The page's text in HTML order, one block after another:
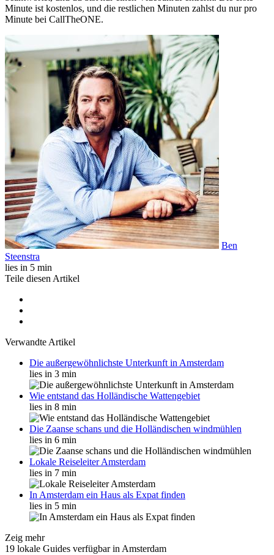
Minute ist kostenlos, und die restlichen Minuten zahlst du nur pro
Minute bei CallTheONE.
Ben
Steenstra
lies in 5 min
Teile diesen Artikel
Verwandte Artikel
Die außergewöhnlichste Unterkunft in Amsterdam
lies in 3 min
Wie entstand das Holländische Wattengebiet
lies in 8 min
Die Zaanse schans und die Holländischen windmühlen
lies in 6 min
Lokale Reiseleiter Amsterdam
lies in 7 min
In Amsterdam ein Haus als Expat finden
lies in 5 min
Zeig mehr
19 lokale Guides verfügbar in Amsterdam